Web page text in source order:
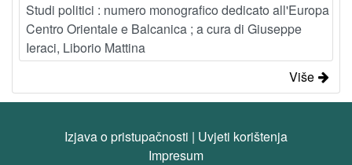
Studi politici : numero monografico dedicato all'Europa
Centro Orientale e Balcanica ; a cura di Giuseppe
Ieraci, Liborio Mattina
Više
Izjava o pristupačnosti | Uvjeti korištenja
Impresum